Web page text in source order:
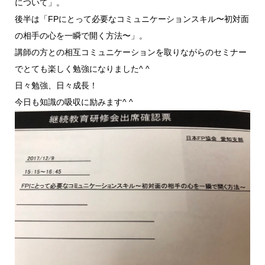
について」。
後半は「FPにとって必要なコミュニケーションスキル〜初対面
の相手の心を一瞬で開く方法〜」。
講師の方との相互コミュニケーションを取りながらのセミナー
でとても楽しく勉強になりました^ ^
日々勉強、日々成長！
今日も知識の吸収に励みます^ ^